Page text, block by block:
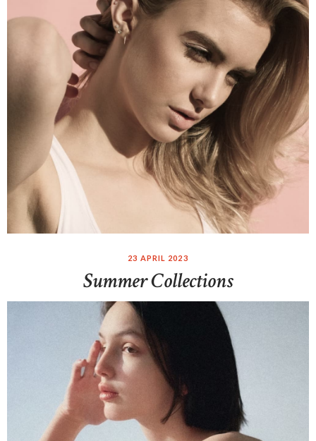
23 APRIL 2023
Summer Collections